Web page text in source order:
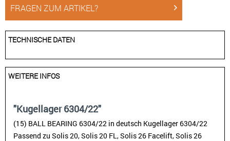
FRAGEN ZUM ARTIKEL?
TECHNISCHE DATEN
WEITERE INFOS
"Kugellager 6304/22"
(15) BALL BEARING 6304/22 in deutsch Kugellager 6304/22
Passend zu Solis 20, Solis 20 FL, Solis 26 Facelift, Solis 26